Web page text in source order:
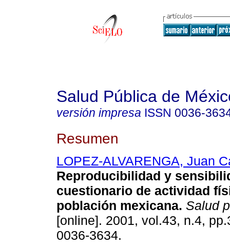
Salud Pública de
versión impresa ISSN 0036-
Resumen
LOPEZ-ALVARENGA, Juan
Reproducibilidad y
cuestionario de actividad
población mexicana. Salud
[online]. 2001, vol.43, n.4,
0036-3634.